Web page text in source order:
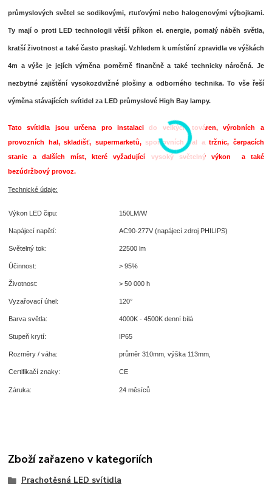
průmyslových světel se sodikovými, rtuťovými nebo halogenovými výbojkami.
Ty mají o proti LED technologii větší příkon el. energie, pomalý náběh světla,
kratší životnost a také často praskají. Vzhledem k umístění zpravidla ve výškách
4m a výše je jejích výměna poměrně finančně a také technicky náročná. Je
nezbytné zajištění vysokozdvižné plošiny a odborného technika. To vše řeší
výměna stávajících svítidel za LED průmyslové High Bay lampy.
Tato svítidla jsou určena pro instalaci do velkých továren, výrobních a
provozních hal, skladišť, supermarketů, sportovních hal a tržnic, čerpacích
stanic a dalších míst, které vyžadující vysoký světelný výkon a také
bezúdržbový provoz.
Technické údaje:
Výkon LED čipu: 150LM/W
Napájecí napětí: AC90-277V (napájecí zdroj PHILIPS)
Světelný tok: 22500 lm
Účinnost: > 95%
Životnost: > 50 000 h
Vyzařovací úhel: 120°
Barva světla: 4000K - 4500K denní bílá
Stupeň krytí: IP65
Rozměry / váha: průměr 310mm, výška 113mm,
Certifikačí znaky: CE
Záruka: 24 měsíců
Zboží zařazeno v kategoriích
Prachotěsná LED svítidla